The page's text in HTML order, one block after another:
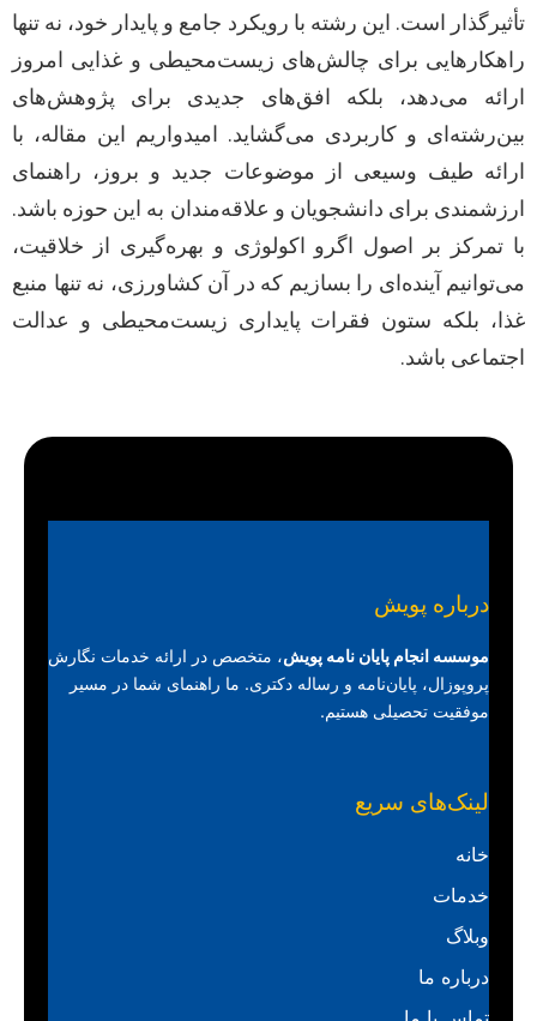
تأثیرگذار است. این رشته با رویکرد جامع و پایدار خود، نه تنها
راهکارهایی برای چالش‌های زیست‌محیطی و غذایی امروز
ارائه می‌دهد، بلکه افق‌های جدیدی برای پژوهش‌های
بین‌رشته‌ای و کاربردی می‌گشاید. امیدواریم این مقاله، با
ارائه طیف وسیعی از موضوعات جدید و بروز، راهنمای
ارزشمندی برای دانشجویان و علاقه‌مندان به این حوزه باشد.
با تمرکز بر اصول اگرو اکولوژی و بهره‌گیری از خلاقیت،
می‌توانیم آینده‌ای را بسازیم که در آن کشاورزی، نه تنها منبع
غذا، بلکه ستون فقرات پایداری زیست‌محیطی و عدالت
اجتماعی باشد.
درباره پویش
موسسه انجام پایان نامه پویش، متخصص در ارائه خدمات نگارش
پروپوزال، پایان‌نامه و رساله دکتری. ما راهنمای شما در مسیر
موفقیت تحصیلی هستیم.
لینک‌های سریع
خانه
خدمات
وبلاگ
درباره ما